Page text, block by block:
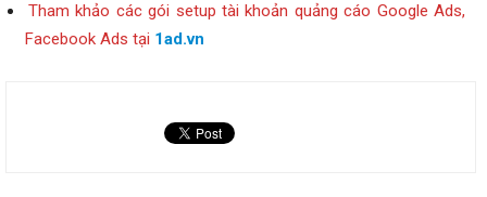
Tham khảo các gói setup tài khoản quảng cáo Google Ads,
Facebook Ads tại 1ad.vn